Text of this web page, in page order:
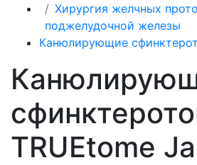
Хирургия желчных
поджелудочной железы
Канюлирующие
TRUEtome